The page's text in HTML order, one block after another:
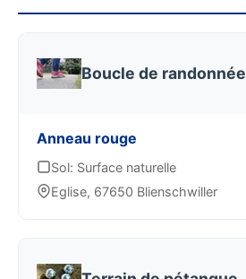
Boucle de randonnée
Anneau rouge
Sol: Surface naturelle
Eglise, 67650 Blienschwiller